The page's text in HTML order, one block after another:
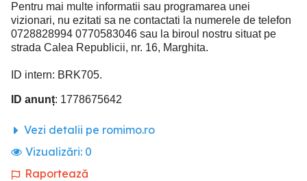
Pentru mai multe informatii sau programarea unei
vizionari, nu ezitati sa ne contactati la numerele de telefon
0728828994 0770583046 sau la biroul nostru situat pe
strada Calea Republicii, nr. 16, Marghita.
ID intern: BRK705.
ID anunț: 1778675642
Vezi detalii pe romimo.ro
Vizualizări: 0
Raportează